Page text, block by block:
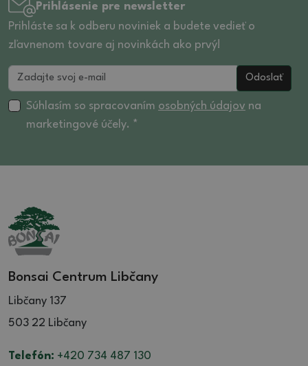
Prihlásenie pre newsletter
Prihláste sa k odberu noviniek a budete vedieť o
zľavnenom tovare aj novinkách ako prvý!
Odoslať
Súhlasím so spracovaním osobných údajov na
marketingové účely. *
Bonsai Centrum Libčany
Libčany 137
503 22 Libčany
Telefón: +420 734 487 130